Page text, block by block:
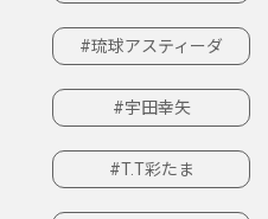
#琉球アスティーダ
#宇田幸矢
#T.T彩たま